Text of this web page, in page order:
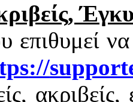
να
://